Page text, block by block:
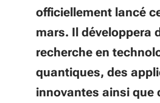
officiellement lancé
mars. Il développera
recherche en
quantiques, des
innovantes ainsi que